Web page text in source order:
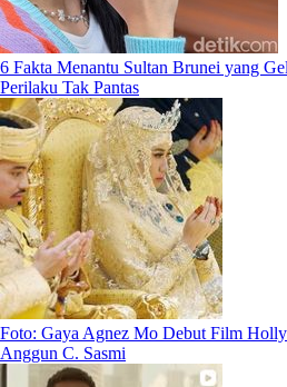
6 Fakta Menantu Sultan Brunei yang
Perilaku Tak Pantas
Foto: Gaya Agnez Mo Debut Film
Anggun C. Sasmi